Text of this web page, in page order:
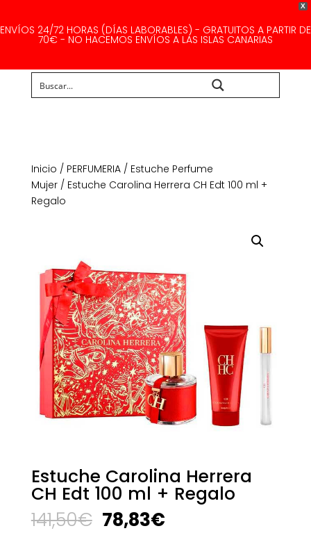
X
ENVÍOS 24/72 HORAS (DÍAS LABORABLES) - GRATUITOS A PARTIR DE
70€ - NO HACEMOS ENVÍOS A LAS ISLAS CANARIAS
Inicio / PERFUMERIA/ Estuche Perfume
Mujer/ Estuche Carolina Herrera CH Edt 100 ml +
Regalo
Estuche Carolina Herrera
CH Edt 100 ml + Regalo
141,50€ El
precio
78,83€El